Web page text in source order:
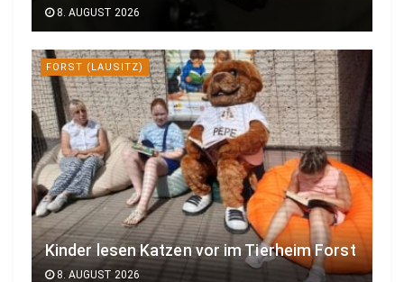
8. AUGUST 2026
FORST (LAUSITZ)
Kinder lesen Katzen vor im Tierheim Forst
8. AUGUST 2026